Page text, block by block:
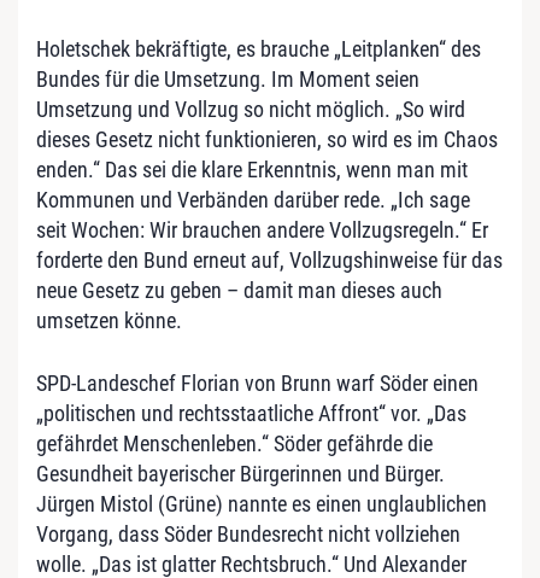
Holetschek bekräftigte, es brauche „Leitplanken“ des
Bundes für die Umsetzung. Im Moment seien
Umsetzung und Vollzug so nicht möglich. „So wird
dieses Gesetz nicht funktionieren, so wird es im Chaos
enden.“ Das sei die klare Erkenntnis, wenn man mit
Kommunen und Verbänden darüber rede. „Ich sage
seit Wochen: Wir brauchen andere Vollzugsregeln.“ Er
forderte den Bund erneut auf, Vollzugshinweise für das
neue Gesetz zu geben – damit man dieses auch
umsetzen könne.
SPD-Landeschef Florian von Brunn warf Söder einen
„politischen und rechtsstaatliche Affront“ vor. „Das
gefährdet Menschenleben.“ Söder gefährde die
Gesundheit bayerischer Bürgerinnen und Bürger.
Jürgen Mistol (Grüne) nannte es einen unglaublichen
Vorgang, dass Söder Bundesrecht nicht vollziehen
wolle. „Das ist glatter Rechtsbruch.“ Und Alexander